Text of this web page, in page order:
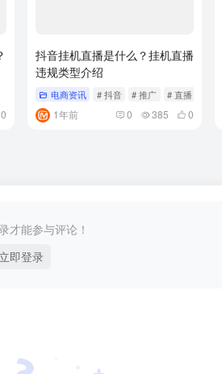
0
抖音挂机直播是什么？挂机直播
违规类型介绍
电商资讯 # 抖音 # 推广 # 直播
1年前 0 385 0
才能参与评论！
立即登录